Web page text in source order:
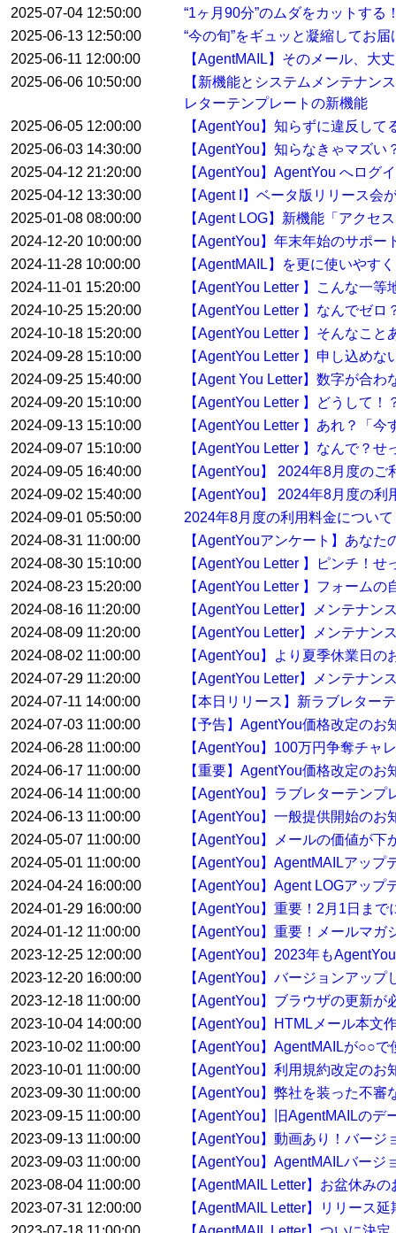
2025-07-04 12:50:00
“1ヶ月90分”のムダをカットす
2025-06-13 12:50:00
“今の旬”をギュッと凝縮してお
2025-06-11 12:00:00
【AgentMAIL】そのメール、大
2025-06-06 10:50:00
【新機能とシステムメンテナン
レターテンプレートの新機能
2025-06-05 12:00:00
【AgentYou】知らずに違反し
2025-06-03 14:30:00
【AgentYou】知らなきゃマズ
2025-04-12 21:20:00
【AgentYou】AgentYou へログ
2025-04-12 13:30:00
【Agent I】ベータ版リリース会
2025-01-08 08:00:00
【Agent LOG】新機能「アクセ
2024-12-20 10:00:00
【AgentYou】年末年始のサポー
2024-11-28 10:00:00
【AgentMAIL】を更に使いやす
2024-11-01 15:20:00
【AgentYou Letter 】こんな一
2024-10-25 15:20:00
【AgentYou Letter 】なんでゼ
2024-10-18 15:20:00
【AgentYou Letter 】そんなこ
2024-09-28 15:10:00
【AgentYou Letter 】申し込め
2024-09-25 15:40:00
【Agent You Letter】数字が合
2024-09-20 15:10:00
【AgentYou Letter 】どうして
2024-09-13 15:10:00
【AgentYou Letter 】あれ？「
2024-09-07 15:10:00
【AgentYou Letter 】なんで？
2024-09-05 16:40:00
【AgentYou】 2024年8月度の
2024-09-02 15:40:00
【AgentYou】 2024年8月度の
2024-09-01 05:50:00
2024年8月度の利用料金について
2024-08-31 11:00:00
【AgentYouアンケート】あな
2024-08-30 15:10:00
【AgentYou Letter 】ピンチ！
2024-08-23 15:20:00
【AgentYou Letter 】フォーム
2024-08-16 11:20:00
【AgentYou Letter】メンテナン
2024-08-09 11:20:00
【AgentYou Letter】メンテナン
2024-08-02 11:00:00
【AgentYou】より夏季休業日の
2024-07-29 11:20:00
【AgentYou Letter】メンテナン
2024-07-11 14:00:00
【本日リリース】新ラブレター
2024-07-03 11:00:00
【予告】AgentYou価格改定のお
2024-06-28 11:00:00
【AgentYou】100万円争奪チャ
2024-06-17 11:00:00
【重要】AgentYou価格改定のお
2024-06-14 11:00:00
【AgentYou】ラブレターテン
2024-06-13 11:00:00
【AgentYou】一般提供開始のお
2024-05-07 11:00:00
【AgentYou】メールの価値が
2024-05-01 11:00:00
【AgentYou】AgentMAILアップ
2024-04-24 16:00:00
【AgentYou】Agent LOGアップ
2024-01-29 16:00:00
【AgentYou】重要！2月1日ま
2024-01-12 11:00:00
【AgentYou】重要！メールマ
2023-12-25 12:00:00
【AgentYou】2023年も
2023-12-20 16:00:00
【AgentYou】バージョンアッ
2023-12-18 11:00:00
【AgentYou】ブラウザの更新が
2023-10-04 14:00:00
【AgentYou】HTMLメール本文
2023-10-02 11:00:00
【AgentYou】AgentMAILが○○
2023-10-01 11:00:00
【AgentYou】利用規約改定のお
2023-09-30 11:00:00
【AgentYou】弊社を装った不
2023-09-15 11:00:00
【AgentYou】旧AgentMAILの
2023-09-13 11:00:00
【AgentYou】動画あり！バー
2023-09-03 11:00:00
【AgentYou】AgentMAILバー
2023-08-04 11:00:00
【AgentMAIL Letter】お盆休み
2023-07-31 12:00:00
【AgentMAIL Letter】リリース